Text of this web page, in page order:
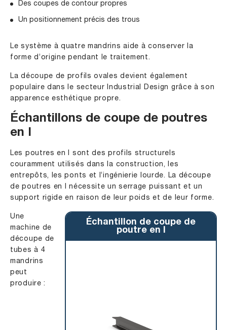
Des coupes de contour propres
Un positionnement précis des trous
Le système à quatre mandrins aide à conserver la
forme d’origine pendant le traitement.
La découpe de profils ovales devient également
populaire dans le secteur Industrial Design grâce à son
apparence esthétique propre.
Échantillons de coupe de poutres
en I
Les poutres en I sont des profils structurels
couramment utilisés dans la construction, les
entrepôts, les ponts et l’ingénierie lourde. La découpe
de poutres en I nécessite un serrage puissant et un
support rigide en raison de leur poids et de leur forme.
Échantillon de coupe de
poutre en I
Une
machine de
découpe de
tubes à 4
mandrins
peut
produire :